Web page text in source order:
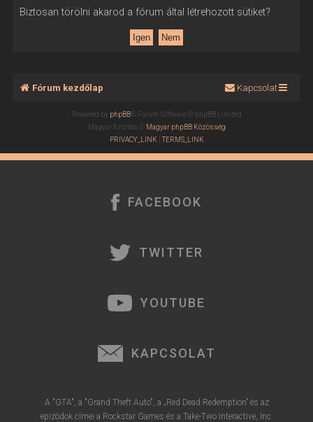
Biztosan törölni akarod a fórum által létrehozott sütiket?
Fórum kezdőlap Kapcsolat
Powered by phpBB® Forum Software © phpBB Limited
Magyar fordítás © Magyar phpBB Közösség
PRIVACY_LINK |TERMS_LINK
FACEBOOK
TWITTER
YOUTUBE
KAPCSOLAT
A "GTA", a "Grand Theft Auto", a „Red Dead Redemption” és az
epizódok címei a Rockstar Games és a Take-Two Interactive, Inc.